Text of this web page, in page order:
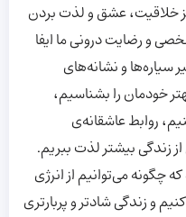
خلاقیت، عشق و لذت بردن
و رضایت درونی ما ایفا
سیاره‌ها و نشانه‌های
خودمان را بشناسیم،
روابط عاشقانه‌ی
زندگی بیشتر لذت ببریم.
چگونه می‌توانیم از انرژی
و زندگی شادتر و پربارتری